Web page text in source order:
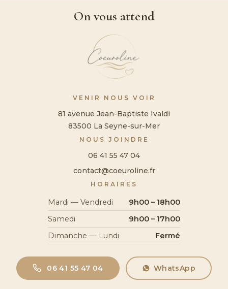
On vous attend
VENIR NOUS VOIR
81 avenue Jean-Baptiste Ivaldi
83500 La Seyne-sur-Mer
NOUS JOINDRE
06 41 55 47 04
contact@coeuroline.fr
HORAIRES
Mardi — Vendredi
9h00 – 18h00
Samedi
9h00 – 17h00
Dimanche — Lundi
Fermé
06 41 55 47 04 WhatsApp